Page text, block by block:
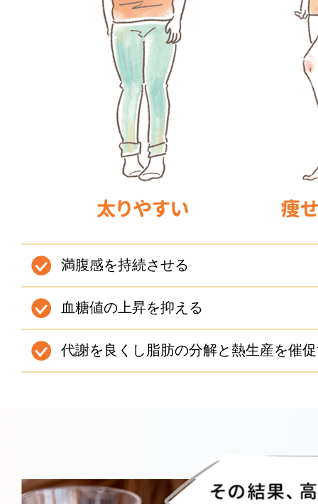
満腹感を持続させる
血糖値の上昇を抑える
代謝を良くし脂肪の分解と熱生産を催